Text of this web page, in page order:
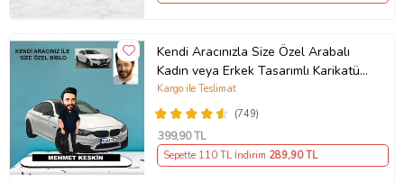
Kendi Aracınızla Size Özel Arabalı
Kadın veya Erkek Tasarımlı Karikatür
Biblo , Babalar Günü Hediyesi,
Erkeğe Hediye, Rent A Car Hediyesi
(749)
Kargo ile Teslimat
399,90 TL
Sepette 110 TL İndirim 289,90 TL